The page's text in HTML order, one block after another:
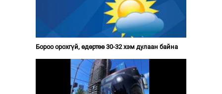
Бороо орохгүй, өдөртөө 30-32 хэм дулаан байна